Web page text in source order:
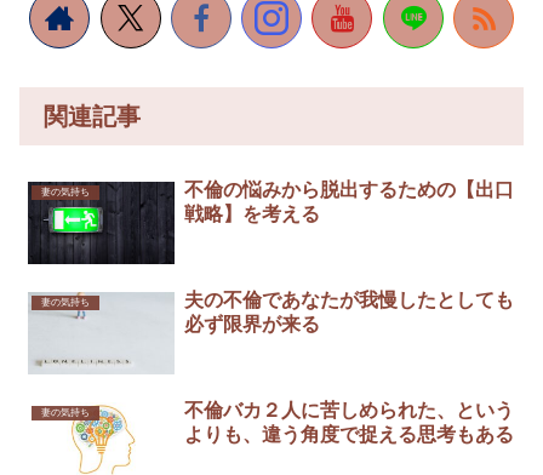
関連記事
妻の気持ち
不倫の悩みから脱出するための【出口
戦略】を考える
妻の気持ち
夫の不倫であなたが我慢したとしても
必ず限界が来る
妻の気持ち
不倫バカ２人に苦しめられた、という
よりも、違う角度で捉える思考もある